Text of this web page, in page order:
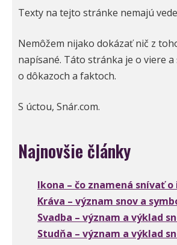
Texty na tejto stránke nemajú
Nemôžem nijako dokázať nič z
napísané. Táto stránka je o viere
o dôkazoch a faktoch.
S úctou, Snár.com.
Najnovšie články
Ikona – čo znamená snívať o
Kráva – význam snov a
Svadba – význam a výklad
Studňa – význam a výklad